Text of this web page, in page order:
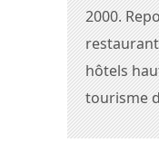
2000.
hôtels
tourisme